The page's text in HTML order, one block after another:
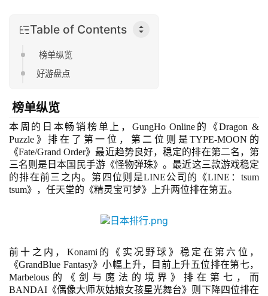
Table of Contents
榜单纵览
好游盘点
榜单纵览
本周的日本畅销榜单上， GungHo Online的《Dragon &
Puzzle》排在了第一位，第二位则是TYPE-MOON的
《Fate/Grand Order》最近趋势良好，稳定的排在第二名，第
三名则是日本国民手游《怪物弹珠》。最近这三款游戏稳定
的排在前三之内。第四位则是LINE公司的《LINE：tsum
tsum》，任天堂的《精灵宝可梦》上升两位排在第五。
前十之内， Konami的《实况野球》稳定在第六位，
《GrandBlue Fantasy》小幅上升，目前上升五位排在第七，
Marbelous的《剑与魔法的境界》排在第七，而
BANDAI《偶像大师灰姑娘女孩星光舞台》则下降四位排在